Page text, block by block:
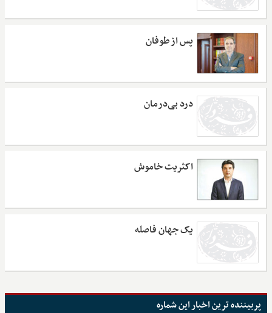
پس از طوفان
درد بی‌درمان
اکثریت خاموش
یک جهان فاصله
پربیننده ترین اخبار این شماره